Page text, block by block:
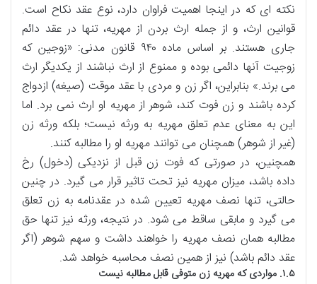
نکته ای که در اینجا اهمیت فراوان دارد، نوع عقد نکاح است.
قوانین ارث، و از جمله ارث بردن از مهریه، تنها در عقد دائم
جاری هستند. بر اساس ماده ۹۴۰ قانون مدنی: «زوجین که
زوجیت آنها دائمی بوده و ممنوع از ارث نباشند از یکدیگر ارث
می برند.» بنابراین، اگر زن و مردی با عقد موقت (صیغه) ازدواج
کرده باشند و زن فوت کند، شوهر از مهریه او ارث نمی برد. اما
این به معنای عدم تعلق مهریه به ورثه نیست؛ بلکه ورثه زن
(غیر از شوهر) همچنان می توانند مهریه او را مطالبه کنند.
همچنین، در صورتی که فوت زن قبل از نزدیکی (دخول) رخ
داده باشد، میزان مهریه نیز تحت تاثیر قرار می گیرد. در چنین
حالتی، تنها نصف مهریه تعیین شده در عقدنامه به زن تعلق
می گیرد و مابقی ساقط می شود. در نتیجه، ورثه نیز تنها حق
مطالبه همان نصف مهریه را خواهند داشت و سهم شوهر (اگر
عقد دائم باشد) نیز از همین نصف محاسبه خواهد شد.
۱.۵. مواردی که مهریه زن متوفی قابل مطالبه نیست